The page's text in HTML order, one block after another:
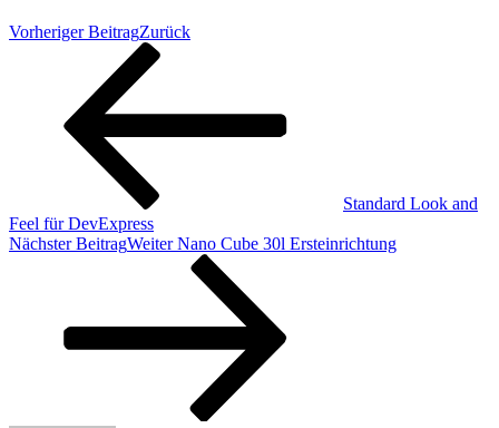
Vorheriger BeitragZurück
Standard Look and
Feel für DevExpress
Nächster BeitragWeiter Nano Cube 30l Ersteinrichtung